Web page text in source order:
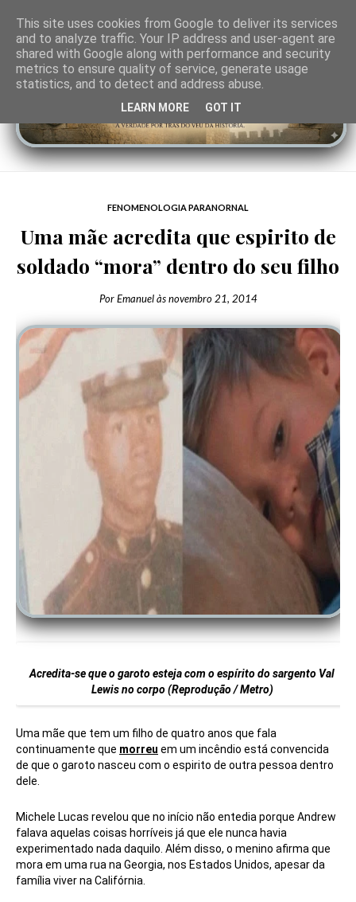
FENOMENOLOGIA PARANORNAL
Uma mãe acredita que espirito de
soldado “mora” dentro do seu filho
Por Emanuel àsnovembro 21, 2014
Acredita-se que o garoto esteja com o espírito do sargento Val
Lewis no corpo (Reprodução / Metro)
Uma mãe que tem um filho de quatro anos que fala
continuamente que morreu em um incêndio está convencida
de que o garoto nasceu com o espirito de outra pessoa dentro
dele.
Michele Lucas revelou que no início não entedia porque Andrew
falava aquelas coisas horríveis já que ele nunca havia
experimentado nada daquilo. Além disso, o menino afirma que
mora em uma rua na Georgia, nos Estados Unidos, apesar da
família viver na Califórnia.
This site uses cookies from Google to deliver its services
and to analyze traffic. Your IP address and user-agent are
shared with Google along with performance and security
metrics to ensure quality of service, generate usage
statistics, and to detect and address abuse.
LEARN MORE GOT IT